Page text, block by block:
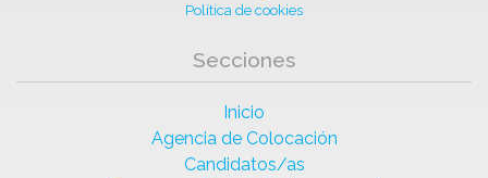
Política de cookies
Secciones
Inicio
Agencia de Colocación
Candidatos/as